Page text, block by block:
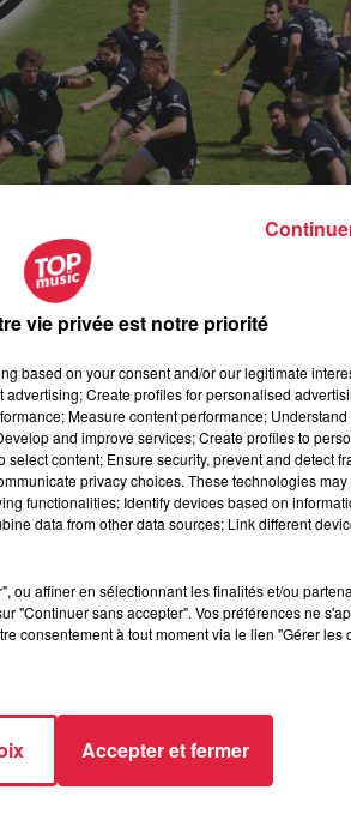
vie privée est notre priorité
based on your consent and/or our legitimate
Create profiles for personalised
Measure content performance;
and improve services; Create profiles to
content; Ensure security, prevent and detect
privacy choices. These technologies
functionalities: Identify devices based on
data from other data sources; Link different
ou affiner en sélectionnant les finalités et/ou
"Continuer sans accepter". Vos préférences ne
consentement à tout moment via le lien "Gérer les
Accepter et fermer